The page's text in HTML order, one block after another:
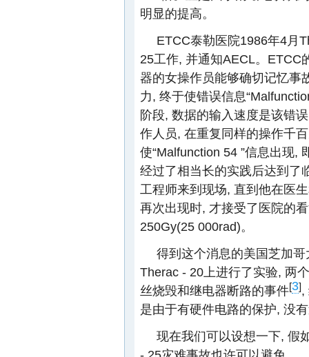
明显的提高。
ETCC泰勒医院1986年4月
25工作, 并通知AECL。ETCC
器的女操作员能够确切记忆事
力, 终于使错误信息
阶段, 数据的输入速度是该错
作人员, 在重复同样的操作千
使“Malfunction 54 ”信息出现,
经过了相当长的实践后达到了
工程师来到现场, 直到他在医
再次出现时, 才接受了医院的
250Gy(25 000rad)。
得到这个消息的美国芝加
Therac - 20上进行了实验, 两
丝烧毁和继电器断路的事件[3],
是由于有硬件电路的保护, 没
现在我们可以设想一下, 假